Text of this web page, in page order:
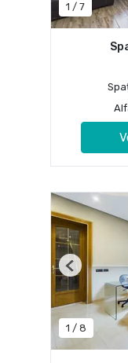
1 / 7
1 / 8
Previous